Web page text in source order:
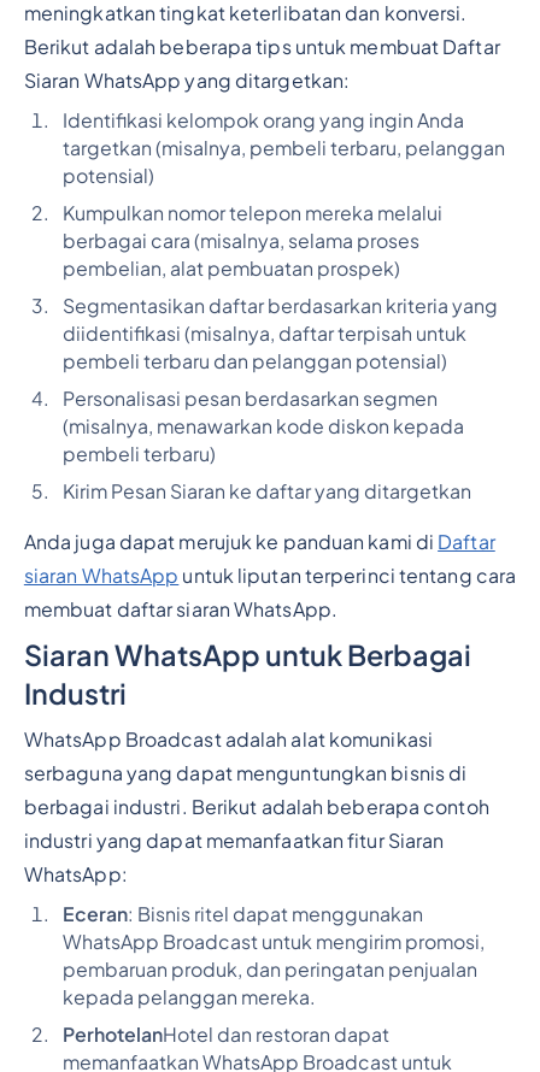
meningkatkan tingkat keterlibatan dan konversi.
Berikut adalah beberapa tips untuk membuat Daftar
Siaran WhatsApp yang ditargetkan:
Identifikasi kelompok orang yang ingin Anda
targetkan (misalnya, pembeli terbaru, pelanggan
potensial)
Kumpulkan nomor telepon mereka melalui
berbagai cara (misalnya, selama proses
pembelian, alat pembuatan prospek)
Segmentasikan daftar berdasarkan kriteria yang
diidentifikasi (misalnya, daftar terpisah untuk
pembeli terbaru dan pelanggan potensial)
Personalisasi pesan berdasarkan segmen
(misalnya, menawarkan kode diskon kepada
pembeli terbaru)
Kirim Pesan Siaran ke daftar yang ditargetkan
Anda juga dapat merujuk ke panduan kami di Daftar
siaran WhatsApp untuk liputan terperinci tentang cara
membuat daftar siaran WhatsApp.
Siaran WhatsApp untuk Berbagai
Industri
WhatsApp Broadcast adalah alat komunikasi
serbaguna yang dapat menguntungkan bisnis di
berbagai industri. Berikut adalah beberapa contoh
industri yang dapat memanfaatkan fitur Siaran
WhatsApp:
Eceran: Bisnis ritel dapat menggunakan
WhatsApp Broadcast untuk mengirim promosi,
pembaruan produk, dan peringatan penjualan
kepada pelanggan mereka.
PerhotelanHotel dan restoran dapat
memanfaatkan WhatsApp Broadcast untuk